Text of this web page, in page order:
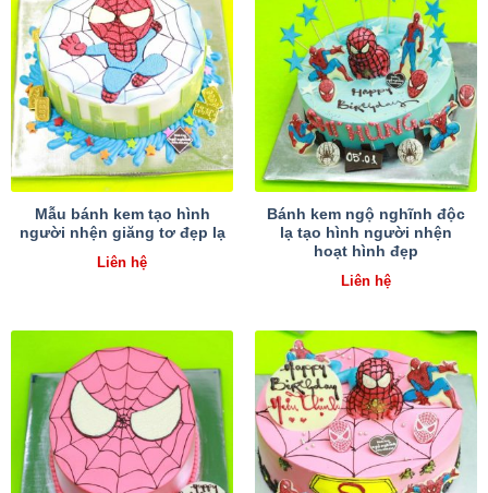
Mẫu bánh kem tạo hình
người nhện giăng tơ đẹp lạ
Liên hệ
Bánh kem ngộ nghĩnh độc
lạ tạo hình người nhện
hoạt hình đẹp
Liên hệ